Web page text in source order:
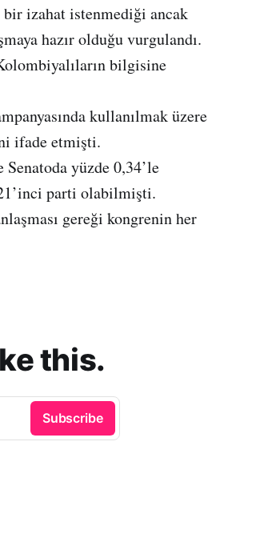
bir izahat istenmediği ancak
hazır olduğu vurgulandı.
bilgisine
kullanılmak üzere
ifade etmişti.
yüzde 0,34’le
parti olabilmişti.
gereği kongrenin her
this.
Subscribe